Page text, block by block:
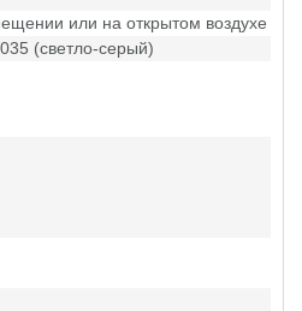
или на открытом воздухе
(светло-серый)